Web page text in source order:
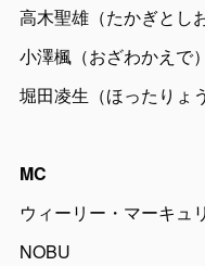
高木聖雄（たかぎとしお
小澤楓（おざわかえで）
堀田凌生（ほったりょ
MC
ウィーリー・マーキュ
NOBU